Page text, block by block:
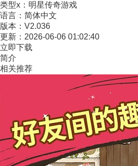
类型x： 明星传奇游戏
语言： 简体中文
版本： V2.036
更新： 2026-06-06 01:02:40
立即下载
简介
相关推荐